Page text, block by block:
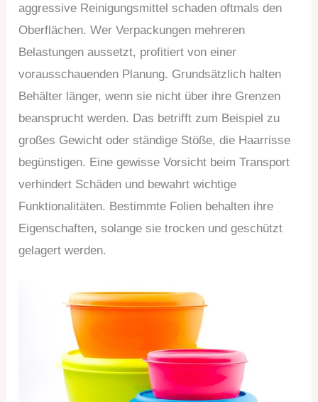
aggressive Reinigungsmittel schaden oftmals den
Oberflächen. Wer Verpackungen mehreren
Belastungen aussetzt, profitiert von einer
vorausschauenden Planung. Grundsätzlich halten
Behälter länger, wenn sie nicht über ihre Grenzen
beansprucht werden. Das betrifft zum Beispiel zu
großes Gewicht oder ständige Stöße, die Haarrisse
begünstigen. Eine gewisse Vorsicht beim Transport
verhindert Schäden und bewahrt wichtige
Funktionalitäten. Bestimmte Folien behalten ihre
Eigenschaften, solange sie trocken und geschützt
gelagert werden.